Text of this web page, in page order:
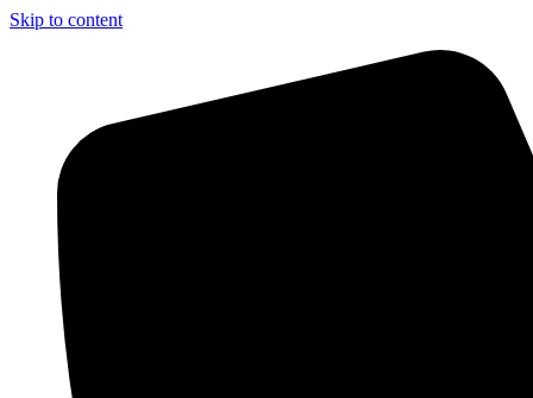
Skip to content